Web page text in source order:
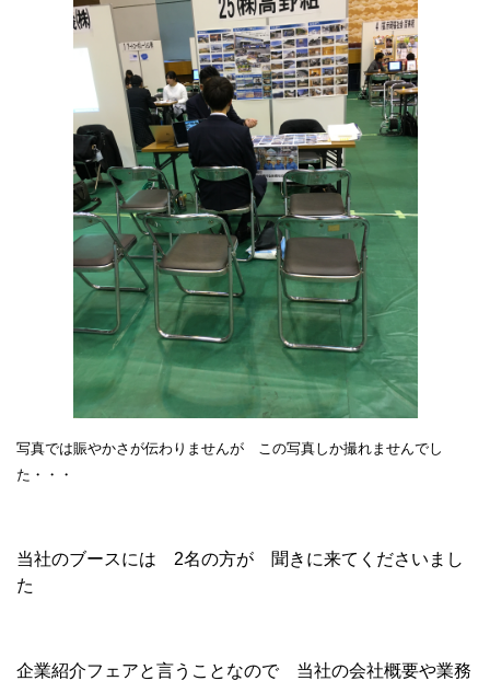
写真では賑やかさが伝わりませんが この写真しか撮れませんでし
た・・・
当社のブースには 2名の方が 聞きに来てくださいまし
た
企業紹介フェアと言うことなので 当社の会社概要や業務